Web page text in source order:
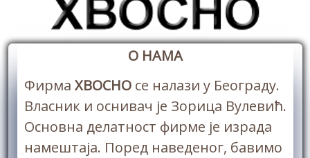
О НАМА
Фирма ХВОСНОсе налази у Београду.
Власник и оснивач је Зорица Вулевић.
Основна делатност фирме је израда
намештаја. Поред наведеног, бавимо